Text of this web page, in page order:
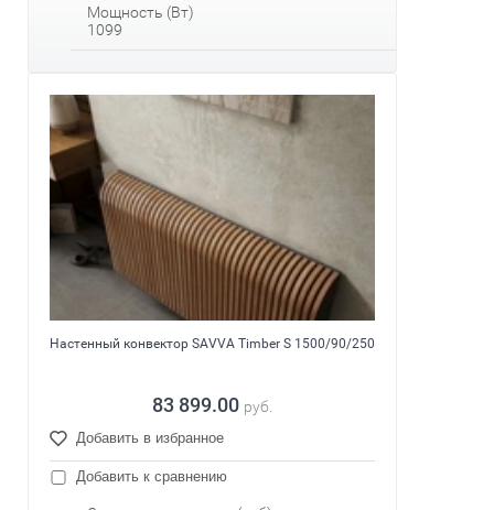
Мощность (Вт)
1099
Настенный конвектор SAVVA Timber S 1500/90/250
83 899.00 руб.
Добавить в избранное
Добавить к сравнению